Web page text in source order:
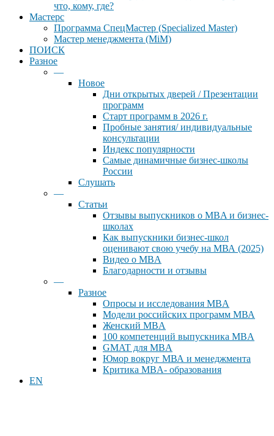
что, кому, где?
Мастерс
Программа СпецМастер (Specialized Master)
Мастер менеджмента (MiM)
ПОИСК
Разное
—
Новое
Дни открытых дверей / Презентации
программ
Старт программ в 2026 г.
Пробные занятия/ индивидуальные
консультации
Индекс популярности
Самые динамичные бизнес-школы
России
Слушать
—
Статьи
Отзывы выпускников о MBA и бизнес-
школах
Как выпускники бизнес-школ
оценивают свою учебу на МВА (2025)
Видео о MBA
Благодарности и отзывы
—
Разное
Опросы и исследования MBA
Модели российских программ МВА
Женский MBA
100 компетенций выпускника MBA
GMAT для MBA
Юмор вокруг МВА и менеджмента
Критика MBA- образования
EN